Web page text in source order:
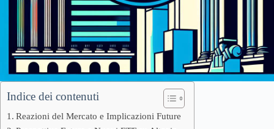
Indice dei contenuti
Reazioni del Mercato e Implicazioni Future